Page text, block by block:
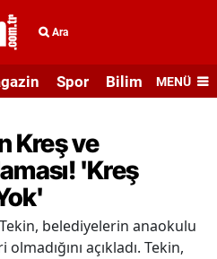
Ara
Spor Bilim veMENÜ
Kreş ve
'Kreş
belediyelerin anaokulu
açıkladı. Tekin,